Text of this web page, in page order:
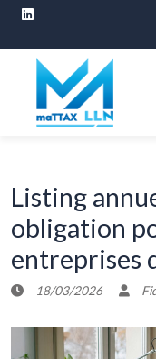
Listing
obligation
entreprises
18/03/2026